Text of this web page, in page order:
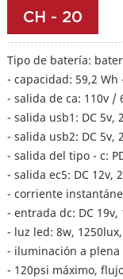
CH - 20
Tipo de batería:
- capacidad: 59,2 Wh
- salida de ca: 110v /
- salida usb1: DC 5v,
- salida usb2: DC 5v,
- salida del tipo - c:
- salida ec5: DC 12v,
- corriente
- entrada dc: DC
- luz led: 8w,
- iluminación a plena
- 120psi máximo,